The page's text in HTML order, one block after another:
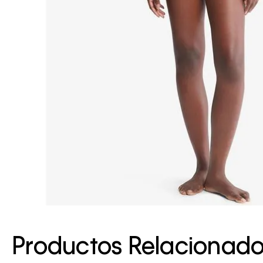
Productos